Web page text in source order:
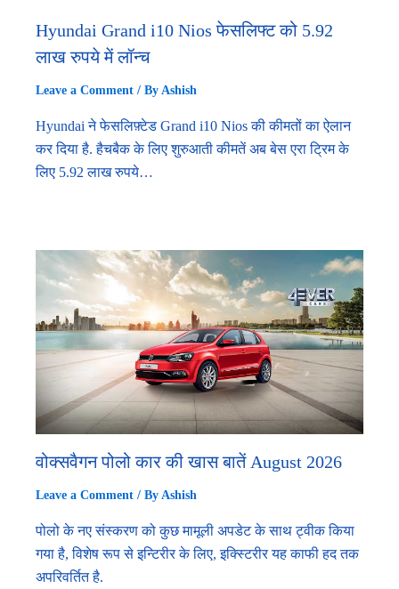
Hyundai Grand i10 Nios फेसलिफ्ट को 5.92
लाख रुपये में लॉन्च
Leave a Comment / By Ashish
Hyundai ने फेसलिफ़्टेड Grand i10 Nios की कीमतों का ऐलान
कर दिया है. हैचबैक के लिए शुरुआती कीमतें अब बेस एरा ट्रिम के
लिए 5.92 लाख रुपये…
वोक्सवैगन पोलो कार की खास बातें August 2026
Leave a Comment / By Ashish
पोलो के नए संस्करण को कुछ मामूली अपडेट के साथ ट्वीक किया
गया है, विशेष रूप से इन्टिरीर के लिए, इक्स्टिरीर यह काफी हद तक
अपरिवर्तित है.